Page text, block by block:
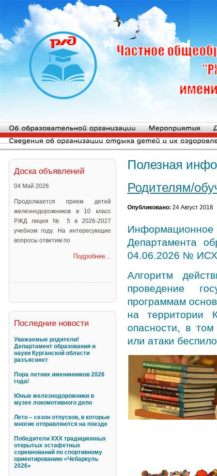
Доска объявлений
04 Май 2026
Продолжается прием детей
железнодорожников в 10 класс
РЖД лицея № 5 в 2026-2027
учебном году. На интересующие
вопросы ответим по
Подробнее...
Последние новости
Уважаемые родители!
Департамент образования и
науки Курганской области
разъясняет
Пора летних именинников 2026
года!
Юные железнодорожники в
музее локомотивного депо
Лето – сезон отпусков, в которые
многие отправляются на поезде
Победители XXX традиционных
открытых эстафетных
соревнований по спортивному
ориентированию «Чебаркуль
2026»
Полезная
Родителям/
Опубликовано: 24 Август 2018
Информационное
Департамента
04.06.2026 №
Алгоритм
проведение
программам
на территории
опасности, в
или атаки